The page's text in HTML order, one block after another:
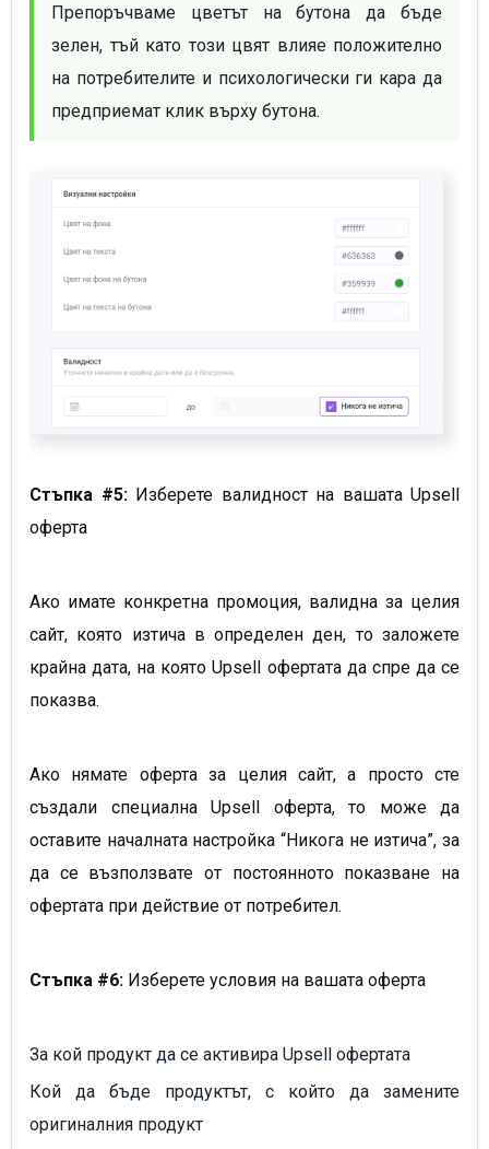
Препоръчваме цветът на бутона да бъде
зелен, тъй като този цвят влияе положително
на потребителите и психологически ги кара да
предприемат клик върху бутона.
Стъпка #5: Изберете валидност на вашата Upsell
оферта
Ако имате конкретна промоция, валидна за целия
сайт, която изтича в определен ден, то заложете
крайна дата, на която Upsell офертата да спре да се
показва.
Ако нямате оферта за целия сайт, а просто сте
създали специална Upsell оферта, то може да
оставите началната настройка “Никога не изтича”, за
да се възползвате от постоянното показване на
офертата при действие от потребител.
Стъпка #6: Изберете условия на вашата оферта
За кой продукт да се активира Upsell офертата
Кой да бъде продуктът, с който да замените
оригиналния продукт